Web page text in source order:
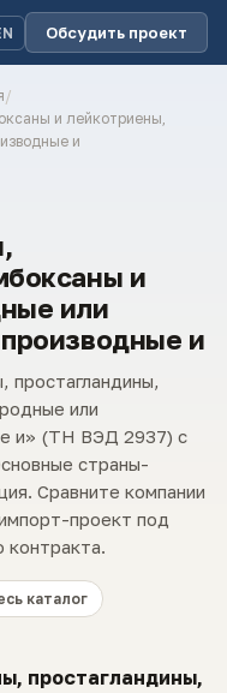
Обсудить проект
/
и лейкотриены,
и
и
или
и
простагландины,
или
и» (ТН ВЭД 2937) с
страны-
Сравните компании
проект под
контракта.
каталог
простагландины,